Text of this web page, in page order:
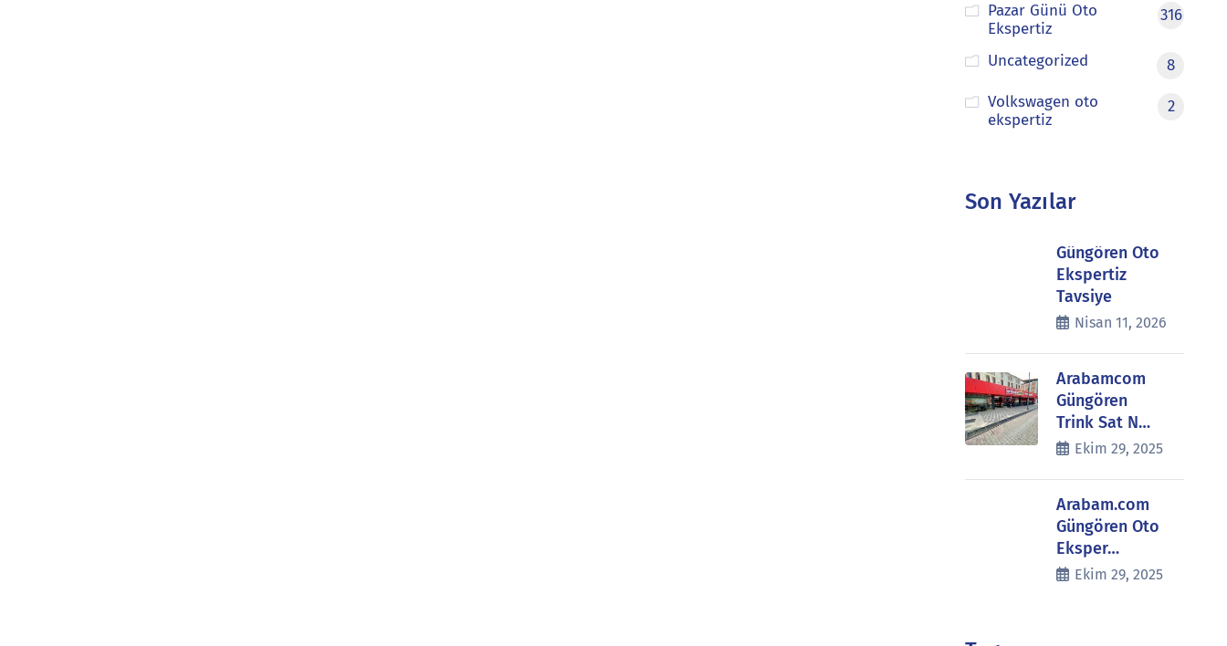
Pazar Günü Oto
Ekspertiz
316
Uncategorized
8
Volkswagen oto
ekspertiz
2
Son Yazılar
Güngören Oto
Ekspertiz
Tavsiye
Nisan 11, 2026
Arabamcom
Güngören
Trink Sat N…
Ekim 29, 2025
Arabam.com
Güngören Oto
Eksper…
Ekim 29, 2025